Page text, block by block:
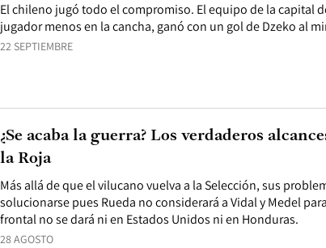
22 SEPTIEMBRE
El chileno jugó todo el compromiso. El equipo de la capital
jugador menos en la cancha, ganó con un gol de Dzeko al
28 AGOSTO
Más allá de que el vilucano vuelva a la Selección, sus
solucionarse pues Rueda no considerará a Vidal y Medel
frontal no se dará ni en Estados Unidos ni en Honduras.
¿Se acaba la guerra? Los verdaderos
la Roja